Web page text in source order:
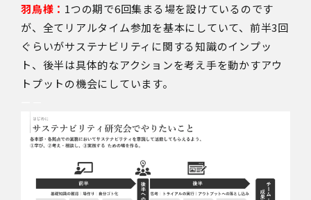
羽鳥様： 1つの期で6回集まる場を設けているのです
が、全てリアルタイム参加を基本にしていて、前半3回
ぐらいがサステナビリティに関する知識のインプッ
ト、後半は具体的なアクションを考え手を動かすアウ
トプットの機会にしています。